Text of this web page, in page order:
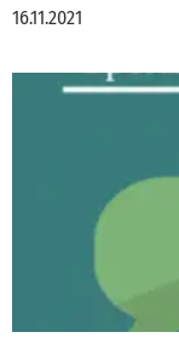
16.11.2021